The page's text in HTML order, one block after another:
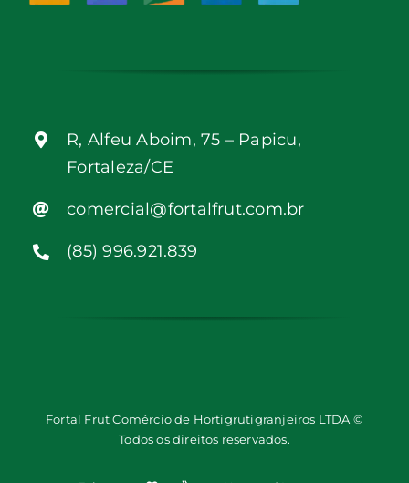
R, Alfeu Aboim, 75 – Papicu,
Fortaleza/CE
comercial@fortalfrut.com.br
(85) 996.921.839
Fortal Frut Comércio de Hortigrutigranjeiros LTDA ©
Todos os direitos reservados.